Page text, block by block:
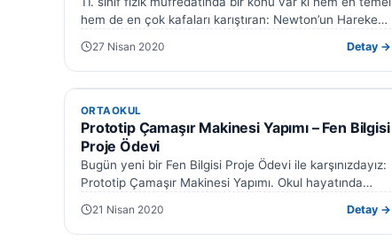
hem de en çok kafaları karıştıran: Newton’un Hareket
27 Nisan 2020 Detay →
DOC PPT
PDF
DOC · XLS · PPT · PDF
ORTAOKUL
ORTAOKUL
Prototip Çamaşır Makinesi Yapımı – Fen Bilgisi
Proje Ödevi
Bugün yeni bir Fen Bilgisi Proje Ödevi ile karşınızdayız:
Prototip Çamaşır Makinesi Yapımı. Okul hayatında
21 Nisan 2020 Detay →